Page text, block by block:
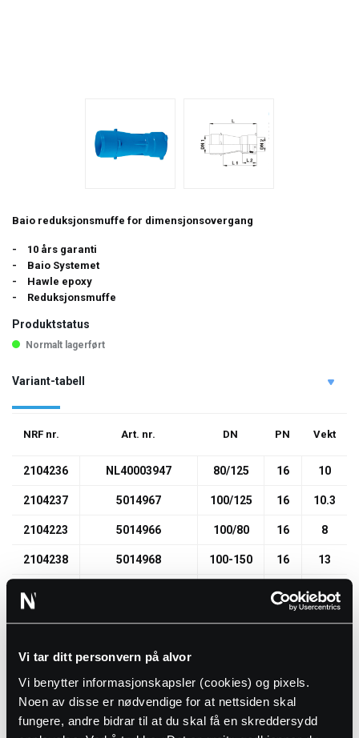
Vi tar ditt personvern på alvor
Vi benytter informasjonskapsler (cookies) og pixels.
Noen av disse er nødvendige for at nettsiden skal
fungere, andre bidrar til at du skal få en skreddersydd
Baio reduksjonsmuffe for dimensjonsovergang
10 års garanti
Baio Systemet
Hawle epoxy
Reduksjonsmuffe
Produktstatus
Normalt lagerført
Variant-tabell
NRF nr. Art. nr. DN PN Vekt
2104236 NL40003947 80/125 16 10
2104237 5014967 100/125 16 10.3
2104223 5014966 100/80 16 8
2104238 5014968 100-150 16 13
16 9.4
5014972
2104226 5014971 150/80 16
2104228 5014973 150/125 16